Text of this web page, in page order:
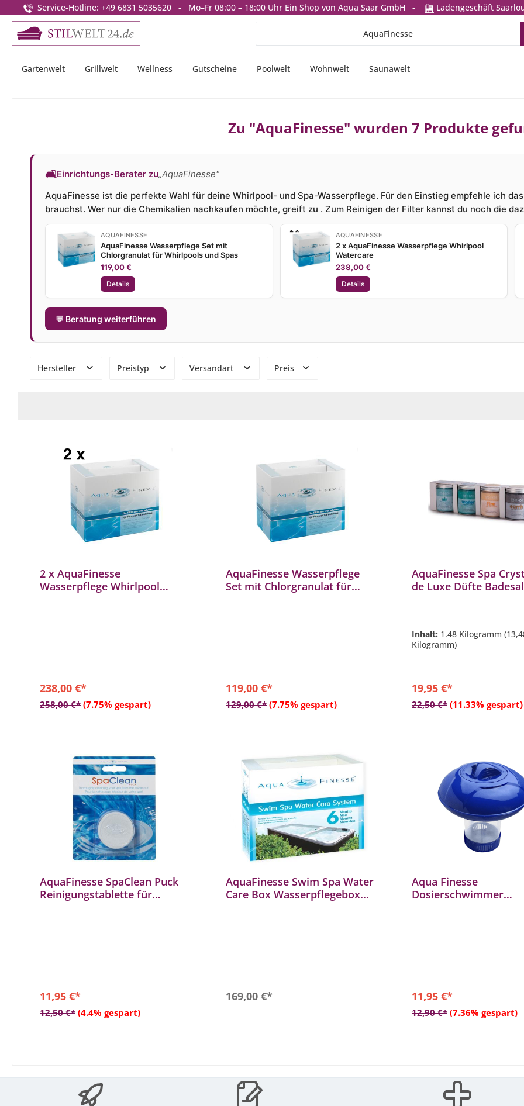
Zur Hauptnavigation springen
Service-Hotline: +49 6831 5035620 - Mo–Fr 08:00 – 18:00 Uhr Ein Shop von Aqua Saar GmbH - Ladengeschäft
Gartenwelt Grillwelt Wellness Gutscheine Poolwelt Wohnwelt Saunawelt
Zu "AquaFinesse" wurden 7 Produkte
🛋Einrichtungs-Berater zu„AquaFinesse"
AquaFinesse ist die perfekte Wahl für deine Whirlpool- und Spa-Wasserpflege. Für den Einstieg empfehle ich
brauchst. Wer nur die Chemikalien nachkaufen möchte, greift zu . Zum Reinigen der Filter kannst du noch die
AQUAFINESSE
AquaFinesse Wasserpflege Set mit
Chlorgranulat für Whirlpools und Spas
119,00 €
Details
AQUAFINESSE
2 x AquaFinesse Wasserpflege Whirlpool
Watercare
238,00 €
Details
💬 Beratung weiterführen
Hersteller Preistyp Versandart Preis
2 x AquaFinesse
Wasserpflege Whirlpool
238,00 €*
258,00 €* (7.75% gespart)
In den Warenkorb
AquaFinesse Wasserpflege
Set mit Chlorgranulat für
119,00 €*
129,00 €* (7.75% gespart)
In den Warenkorb
AquaFinesse Spa
de Luxe Düfte
Inhalt: 1.48 Kilogramm
Kilogramm)
19,95 €*
22,50 €* (11.33% gespart)
In den Warenkorb
AquaFinesse SpaClean Puck
Reinigungstablette für
11,95 €*
12,50 €* (4.4% gespart)
In den Warenkorb
AquaFinesse Swim Spa Water
Care Box Wasserpflegebox
169,00 €*In den Warenkorb
Aqua Finesse
Dosierschwimmer
11,95 €*
12,90 €* (7.36% gespart)
In den Warenkorb